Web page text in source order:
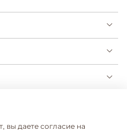
вы даете согласие на